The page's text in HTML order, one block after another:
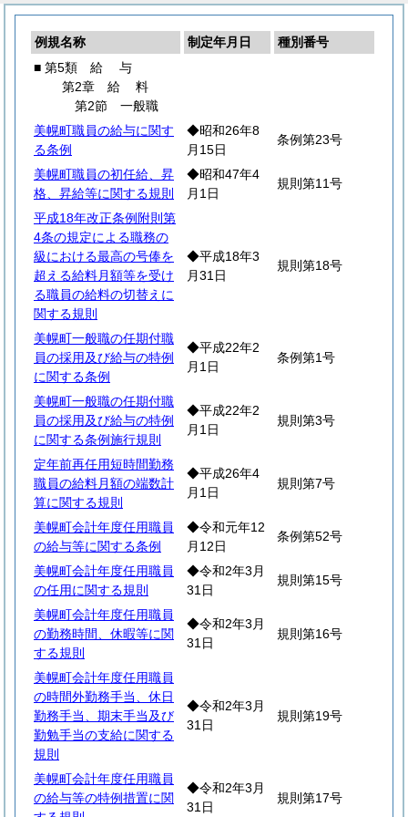
例規名称 制定年月日
種別番号
■ 第5類 給 与
第2章 給料
第2節 一般職
美幌町職員の給与に関す
る条例
◆昭和26年8
月15日
条例第23号
美幌町職員の初任給、昇
格、昇給等に関する規則
◆昭和47年4
月1日
規則第11号
平成18年改正条例附則第
4条の規定による職務の
級における最高の号俸を
超える給料月額等を受け
る職員の給料の切替えに
関する規則
◆平成18年3
月31日
規則第18号
美幌町一般職の任期付職
員の採用及び給与の特例
に関する条例
◆平成22年2
月1日
条例第1号
美幌町一般職の任期付職
員の採用及び給与の特例
に関する条例施行規則
◆平成22年2
月1日
規則第3号
定年前再任用短時間勤務
職員の給料月額の端数計
算に関する規則
◆平成26年4
月1日
規則第7号
美幌町会計年度任用職員
の給与等に関する条例
◆令和元年12
月12日
条例第52号
美幌町会計年度任用職員
の任用に関する規則
◆令和2年3月
31日
規則第15号
美幌町会計年度任用職員
の勤務時間、休暇等に関
する規則
◆令和2年3月
31日
規則第16号
美幌町会計年度任用職員
の時間外勤務手当、休日
勤務手当、期末手当及び
勤勉手当の支給に関する
規則
◆令和2年3月
31日
規則第19号
美幌町会計年度任用職員
の給与等の特例措置に関
◆令和2年3月
31日
規則第17号